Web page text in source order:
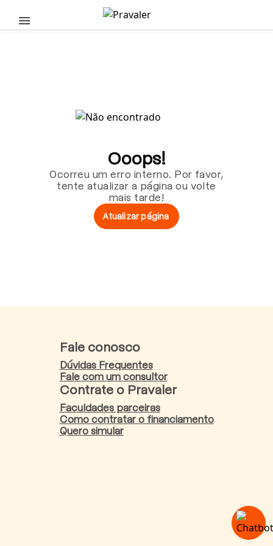
Pular para o conteúdo principal
Ooops!
Ocorreu um erro interno. Por favor,
tente atualizar a página ou volte
mais tarde!
Atualizar página
Fale conosco
Dúvidas Frequentes
Fale com um consultor
Contrate o Pravaler
Faculdades parceiras
Como contratar o financiamento
Quero simular